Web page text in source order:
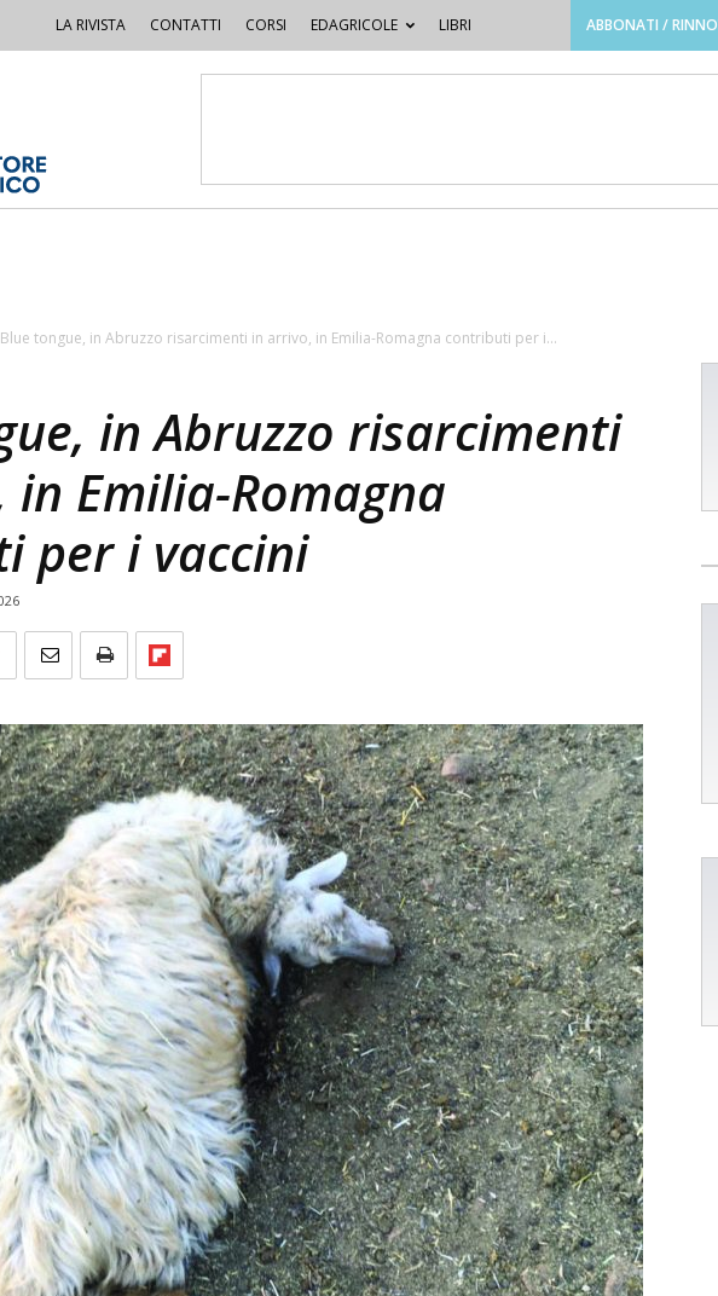
LA RIVISTA CONTATTI CORSI EDAGRICOLE LIBRI ABBONATI /
Blue tongue, in Abruzzo risarcimenti in arrivo, in Emilia-Romagna contributi per i...
in Abruzzo risarcimenti
Emilia-Romagna
per i vaccini